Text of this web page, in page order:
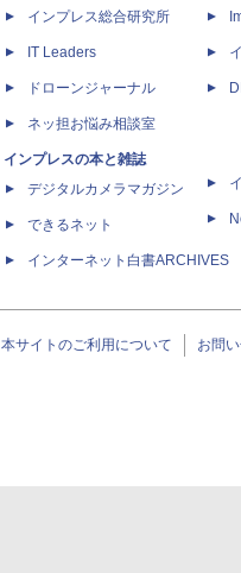
インプレス総合研究所
IT Leaders
ドローンジャーナル
ネッ担お悩み相談室
インプレスの本と雑誌
デジタルカメラマガジン
できるネット
インターネット白書ARCHIVES
本サイトのご利用について お問